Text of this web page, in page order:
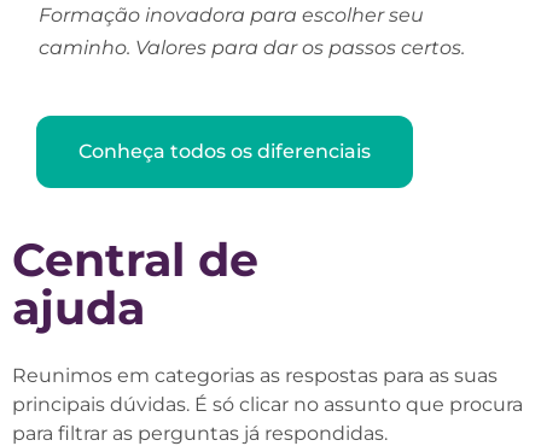
Formação inovadora para escolher seu
caminho. Valores para dar os passos certos.
Conheça todos os diferenciais
Central de
ajuda
Reunimos em categorias as respostas para as suas
principais dúvidas. É só clicar no assunto que procura
para filtrar as perguntas já respondidas.